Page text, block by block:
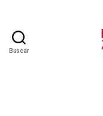
Buscar